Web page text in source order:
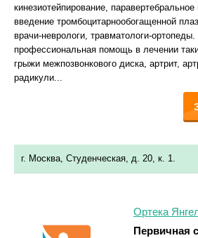
кинезиотейпирование, паравертебральное
введение тромбоцитарно­обогащенной
врачи-неврологи, травматологи-
профессиональная помощь в лечении
грыжи межпозвонкового диска, артрит,
радикули...
г. Москва, Студенческая, д. 20, к. 1.
Ортека
Первичная